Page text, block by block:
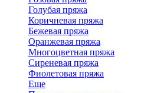
Голубая пряжа
Коричневая пряжа
Бежевая пряжа
Оранжевая пряжа
Многоцветная пряжа
Сиреневая пряжа
Фиолетовая пряжа
Еще